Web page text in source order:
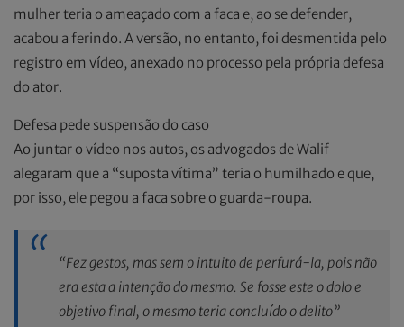
mulher teria o ameaçado com a faca e, ao se defender,
acabou a ferindo. A versão, no entanto, foi desmentida pelo
registro em vídeo, anexado no processo pela própria defesa
do ator.
Defesa pede suspensão do caso
Ao juntar o vídeo nos autos, os advogados de Walif
alegaram que a “suposta vítima” teria o humilhado e que,
por isso, ele pegou a faca sobre o guarda-roupa.
“Fez gestos, mas sem o intuito de perfurá-la, pois não
era esta a intenção do mesmo. Se fosse este o dolo e
objetivo final, o mesmo teria concluído o delito”